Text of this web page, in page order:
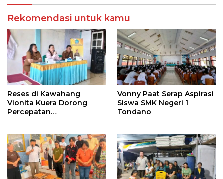
Rekomendasi untuk kamu
Reses di Kawahang
Vionita Kuera Dorong
Percepatan
Vonny Paat Serap Aspirasi
Siswa SMK Negeri 1
Tondano